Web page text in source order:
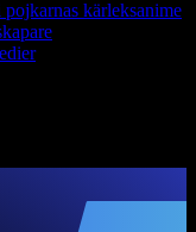
kärleksanime